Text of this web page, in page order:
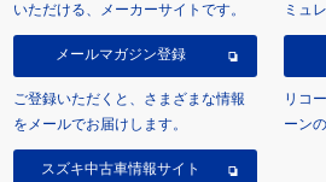
いただける、メーカーサイトです。
ミュ
メールマガジン登録
ご登録いただくと、さまざまな情報
をメールでお届けします。
リコ
ーン
スズキ中古車情報サイト